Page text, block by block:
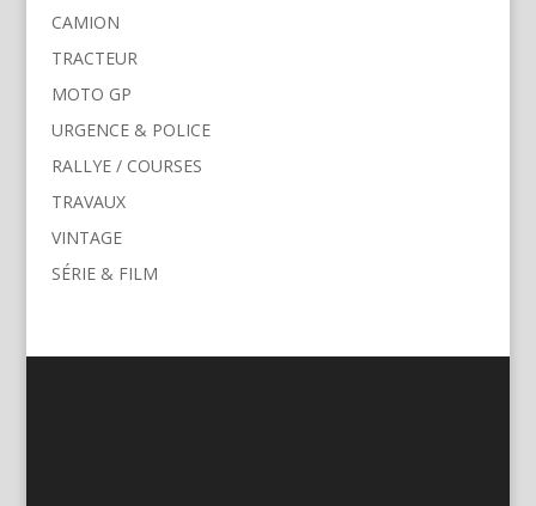
CAMION
TRACTEUR
MOTO GP
URGENCE & POLICE
RALLYE / COURSES
TRAVAUX
VINTAGE
SÉRIE & FILM